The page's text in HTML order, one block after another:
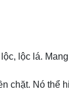
lộc lá.
chặt. Nó thể